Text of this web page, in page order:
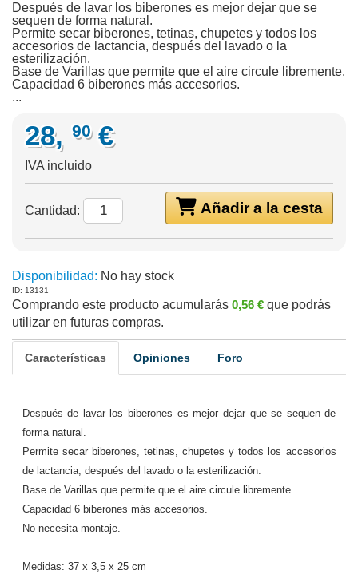
Después de lavar los biberones es mejor dejar que se
sequen de forma natural.
Permite secar biberones, tetinas, chupetes y todos los
accesorios de lactancia, después del lavado o la
esterilización.
Base de Varillas que permite que el aire circule libremente.
Capacidad 6 biberones más accesorios.
...
28, 90 €
IVA incluido
Añadir a la cesta
Cantidad:
Disponibilidad: No hay stock
ID: 13131
Comprando este producto acumularás 0,56 € que podrás
utilizar en futuras compras.
Características Opiniones Foro
Después de lavar los biberones es mejor dejar que se sequen de
forma natural.
Permite secar biberones, tetinas, chupetes y todos los accesorios
de lactancia, después del lavado o la esterilización.
Base de Varillas que permite que el aire circule libremente.
Capacidad 6 biberones más accesorios.
No necesita montaje.
Medidas: 37 x 3,5 x 25 cm